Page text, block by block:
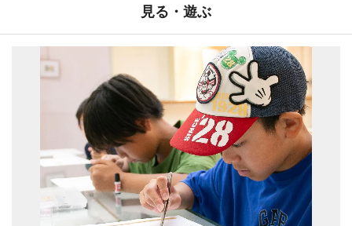
見る・遊ぶ